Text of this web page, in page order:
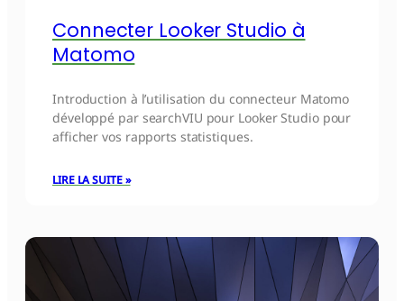
Connecter Looker Studio à
Matomo
Introduction à l’utilisation du connecteur Matomo
développé par searchVIU pour Looker Studio pour
afficher vos rapports statistiques.
LIRE LA SUITE »